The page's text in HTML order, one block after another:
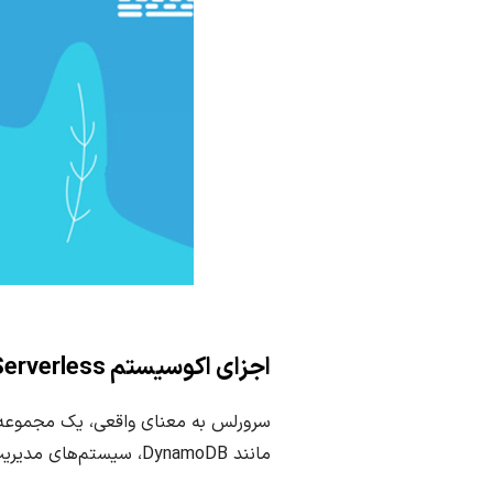
اجزای اکوسیستم Serverless را بشناسید!
مانند DynamoDB، سیستم‌های مدیریت API (API Gateway) برای روتینگ و احراز هویت که در ادامه معرفی‌شان کرده‌ایم: